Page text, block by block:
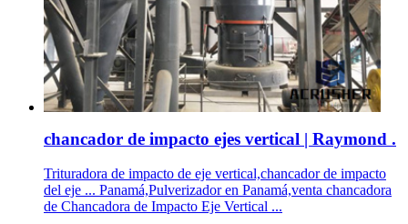
chancador de impacto ejes vertical | Raymond .
Trituradora de impacto de eje vertical,chancador de impacto
del eje ... Panamá,Pulverizador en Panamá,venta chancadora
de Chancadora de Impacto Eje Vertical ...